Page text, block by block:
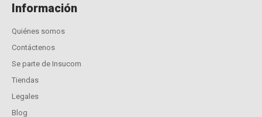
Información
Quiénes somos
Contáctenos
Se parte de Insucom
Tiendas
Legales
Blog